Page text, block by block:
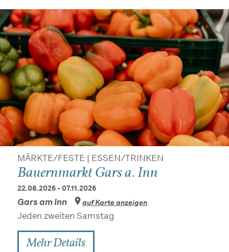
MÄRKTE/FESTE | ESSEN/TRINKEN
Bauernmarkt Gars a. Inn
22.08.2026 - 07.11.2026
Gars am Inn auf Karte anzeigen
Jeden zweiten Samstag
Mehr Details